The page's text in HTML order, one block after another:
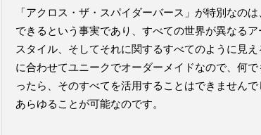
「アクロス・ザ・スパイダーバース」が特別なの
できるという事実であり、すべての世界が異なる
スタイル、そしてそれに関するすべてのように見
に合わせてユニークでオーダーメイドなので、何
ったら、そのすべてを活用することはできません
あらゆることが可能なのです。